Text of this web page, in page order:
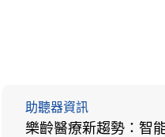
助聽器資訊